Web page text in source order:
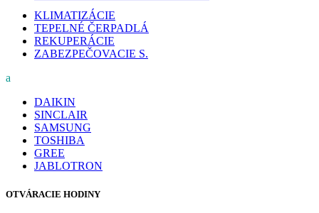
KLIMATIZÁCIE
TEPELNÉ ČERPADLÁ
REKUPERÁCIE
ZABEZPEČOVACIE S.
a
DAIKIN
SINCLAIR
SAMSUNG
TOSHIBA
GREE
JABLOTRON
OTVÁRACIE HODINY